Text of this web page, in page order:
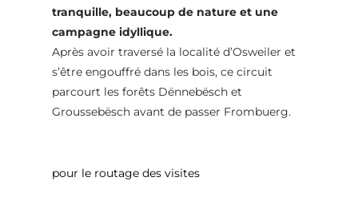
tranquille, beaucoup de nature et une
campagne idyllique.
Après avoir traversé la localité d’Osweiler et
s’être engouffré dans les bois, ce circuit
parcourt les forêts Dënnebësch et
Groussebësch avant de passer Frombuerg.
pour le routage des visites